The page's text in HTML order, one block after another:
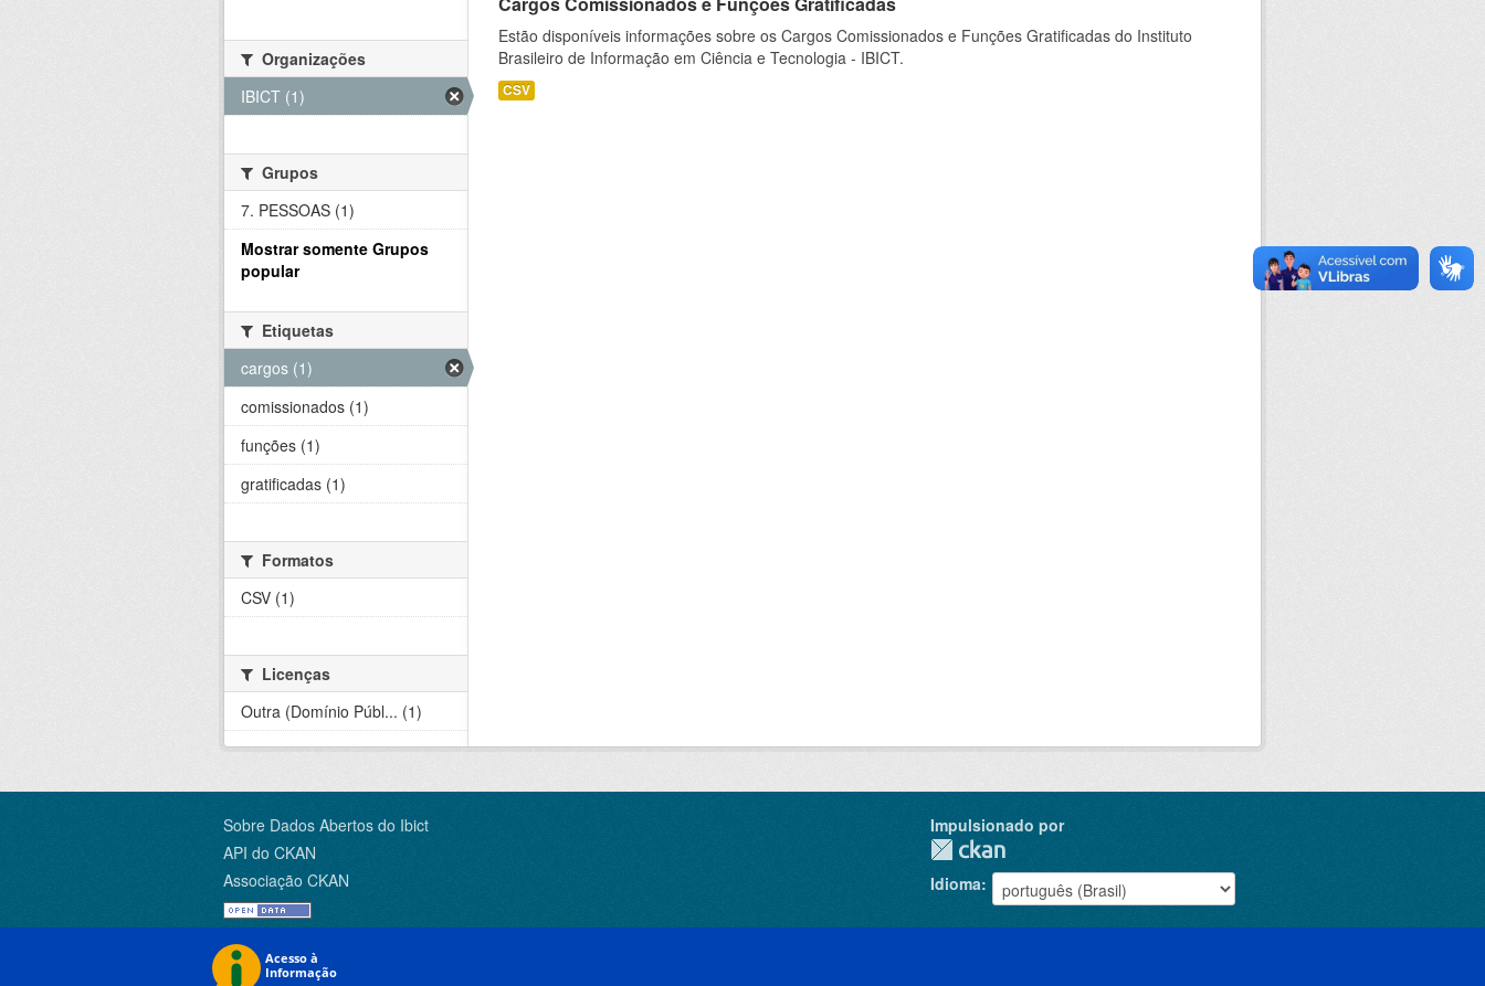
Estão disponíveis informações sobre os Cargos Comissionados e Funções Gratificadas do Instituto
Brasileiro de Informação em Ciência e Tecnologia - IBICT.
CSV
Organizações
IBICT (1)
Grupos
7. PESSOAS (1)
Mostrar somente Grupos
popular
Etiquetas
cargos (1)
comissionados (1)
funções (1)
gratificadas (1)
Formatos
CSV (1)
Licenças
Outra (Domínio Públ... (1)
Sobre Dados Abertos do Ibict
API do CKAN
Associação CKAN
Impulsionado por
Idioma